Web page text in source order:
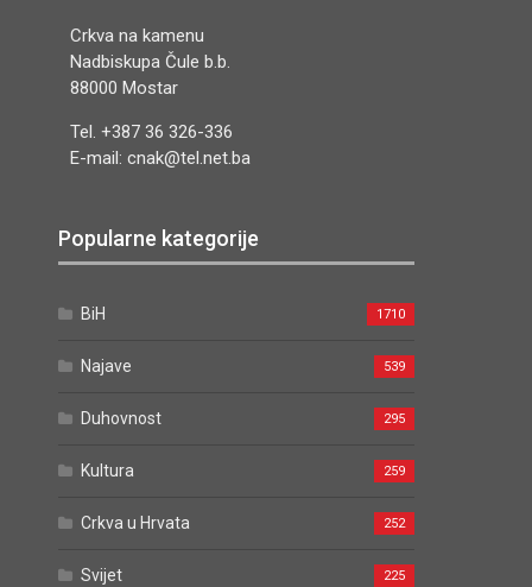
Crkva na kamenu
Nadbiskupa Čule b.b.
88000 Mostar
Tel. +387 36 326-336
E-mail: cnak@tel.net.ba
Popularne kategorije
BiH 1710
Najave 539
Duhovnost 295
Kultura 259
Crkva u Hrvata 252
Svijet 225